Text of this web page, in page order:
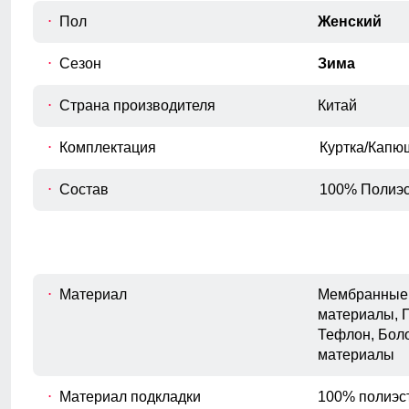
или телефон.
E
Расстояние от подмышечного шва
F
Измеряется по самым широким
Пол Женский
Сезон Зима
Страна производителя Китай
Комплектация Куртка/
Состав 100%
Материал
материалы,
Тефлон,
материалы
Материал подкладки 100%